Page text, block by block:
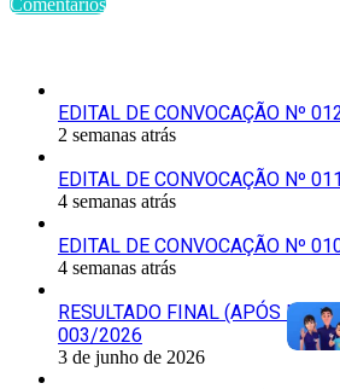
Comentários
EDITAL DE CONVOCAÇÃO Nº
2 semanas atrás
EDITAL DE CONVOCAÇÃO Nº
4 semanas atrás
EDITAL DE CONVOCAÇÃO Nº
4 semanas atrás
RESULTADO FINAL (APÓS
003/2026
3 de junho de 2026